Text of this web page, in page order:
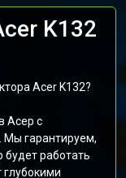
K132
Acer K132?
Асер с
Мы гарантируем,
работать